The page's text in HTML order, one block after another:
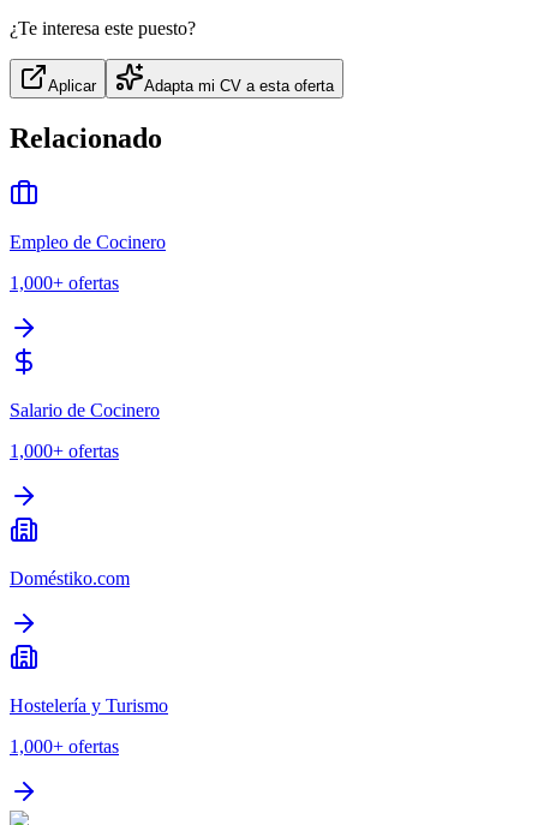
¿Te interesa este puesto?
Aplicar Adapta mi CV a esta oferta
Relacionado
Empleo de Cocinero
1,000+ ofertas
Salario de Cocinero
1,000+ ofertas
Doméstiko.com
Hostelería y Turismo
1,000+ ofertas